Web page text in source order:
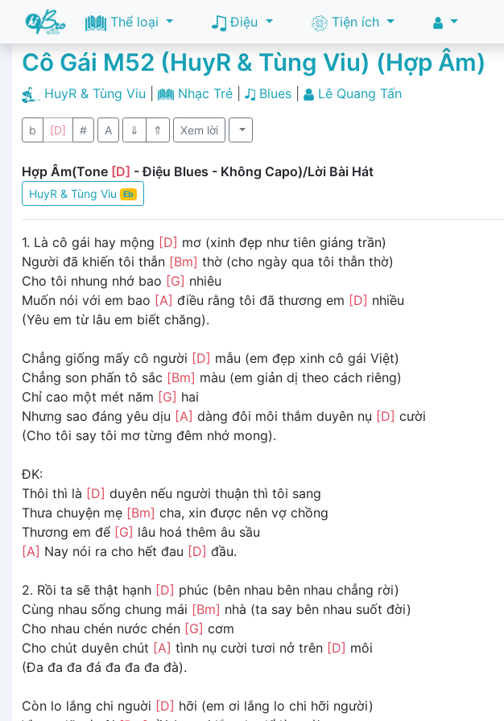
Thể loại Điệu Tiện ích
Cô Gái M52 (HuyR & Tùng Viu) (Hợp Âm)
HuyR & Tùng Viu Nhạc Trẻ| Blues Lê Quang Tấn
b [D] # A ⇓ ⇑ Xem lời
Hợp Âm(Tone [D] - Điệu Blues - Không Capo)/Lời Bài Hát
HuyR & Tùng Viu Eb
1. Là cô gái hay mộng [D] mơ (xinh đẹp như tiên giáng trần)
Người đã khiến tôi thẫn [Bm] thờ (cho ngày qua tôi thẫn thờ)
Cho tôi nhung nhớ bao [G] nhiêu
Muốn nói với em bao [A] điều rằng tôi đã thương em [D] nhiều
(Yêu em từ lâu em biết chăng).
Chẳng giống mấy cô người [D] mẫu (em đẹp xinh cô gái Việt)
Chẳng son phấn tô sắc [Bm] màu (em giản dị theo cách riêng)
Chỉ cao một mét năm [G] hai
Nhưng sao đáng yêu dịu [A] dàng đôi môi thắm duyên nụ [D] cười
(Cho tôi say tôi mơ từng đêm nhớ mong).
ĐK:
Thôi thì là [D] duyên nếu người thuận thì tôi sang
Thưa chuyện mẹ [Bm] cha, xin được nên vợ chồng
Thương em để [G] lâu hoá thêm âu sầu
[A] Nay nói ra cho hết đau [D] đầu.
2. Rồi ta sẽ thật hạnh [D] phúc (bên nhau bên nhau chẳng rời)
Cùng nhau sống chung mái [Bm] nhà (ta say bên nhau suốt đời)
Cho nhau chén nước chén [G] cơm
Cho chút duyên chút [A] tình nụ cười tươi nở trên [D] môi
(Đa đa đa đá đa đa đa đà).
Còn lo lắng chi nguời [D] hỡi (em ơi lắng lo chi hỡi người)